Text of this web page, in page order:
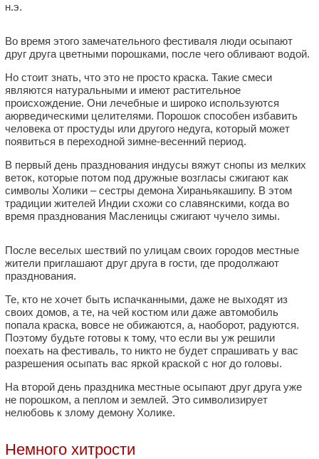
н.э.
Во время этого замечательного фестиваля люди осыпают
друг друга цветными порошками, после чего обливают водой.
Но стоит знать, что это не просто краска. Такие смеси
являются натуральными и имеют растительное
происхождение. Они лечебные и широко используются
аюрведическими целителями. Порошок способен избавить
человека от простуды или другого недуга, который может
появиться в переходной зимне-весенний период.
В первый день празднования индусы вяжут снопы из мелких
веток, которые потом под дружные возгласы сжигают как
символы Холики – сестры демона Хираньякашипу. В этом
традиции жителей Индии схожи со славянскими, когда во
время празднования Масленицы сжигают чучело зимы.
После веселых шествий по улицам своих городов местные
жители приглашают друг друга в гости, где продолжают
празднования.
Те, кто не хочет быть испачканными, даже не выходят из
своих домов, а те, на чей костюм или даже автомобиль
попала краска, вовсе не обижаются, а, наоборот, радуются.
Поэтому будьте готовы к тому, что если вы уж решили
поехать на фестиваль, то никто не будет спрашивать у вас
разрешения осыпать вас яркой краской с ног до головы.
На второй день праздника местные осыпают друг друга уже
не порошком, а пеплом и землей. Это символизирует
нелюбовь к злому демону Холике.
Немного хитрости